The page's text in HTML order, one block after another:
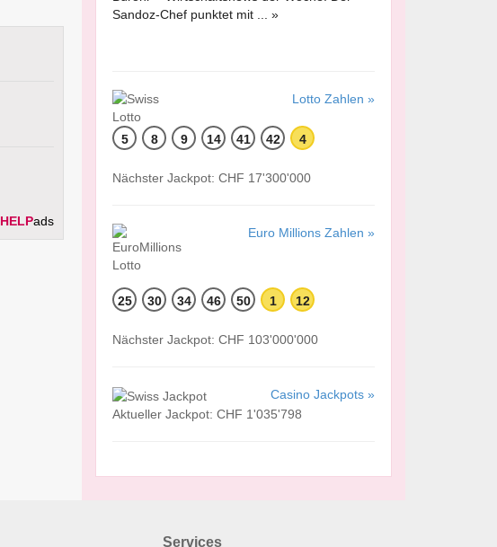
HELPads
Sandoz-Chef punktet mit ... »
Lotto Zahlen »
5 8 9 14 41 42 4
Nächster Jackpot: CHF 17'300'000
Euro Millions Zahlen »
25 30 34 46 50 1 12
Nächster Jackpot: CHF 103'000'000
Casino Jackpots »
Aktueller Jackpot: CHF 1'035'798
Services